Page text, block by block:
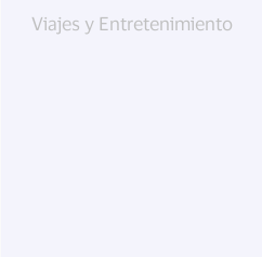
Viajes y Entretenimiento